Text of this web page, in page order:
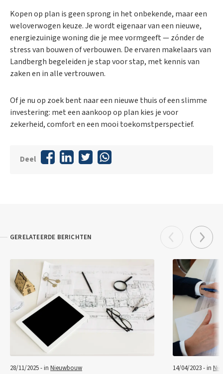
Kopen op plan is geen sprong in het onbekende, maar een
weloverwogen keuze. Je wordt eigenaar van een nieuwe,
energiezuinige woning die je mee vormgeeft — zónder de
stress van bouwen of verbouwen. De ervaren makelaars van
Landbergh begeleiden je stap voor stap, met kennis van
zaken en in alle vertrouwen.
Of je nu op zoek bent naar een nieuwe thuis of een slimme
investering: met een aankoop op plan kies je voor
zekerheid, comfort en een mooi toekomstperspectief.
Deel
GERELATEERDE BERICHTEN
28/11/2025 - in Nieuwbouw 14/04/2023 - in